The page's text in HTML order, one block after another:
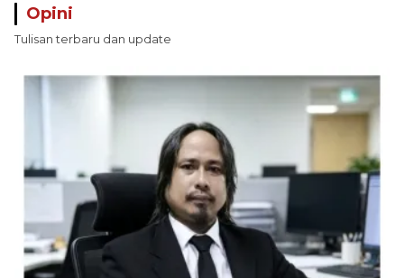
Opini
Tulisan terbaru dan update